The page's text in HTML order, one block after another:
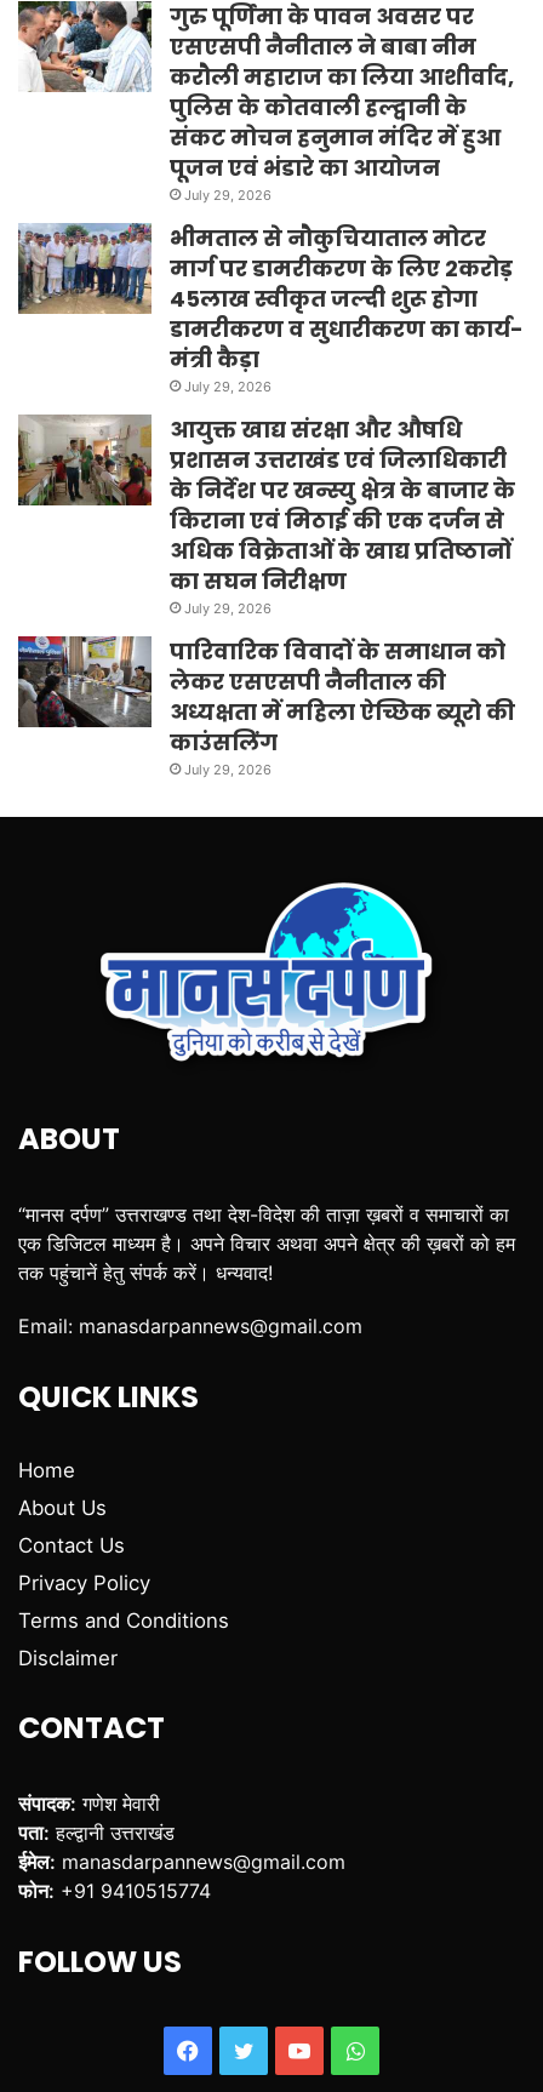
गुरु पूर्णिमा के पावन अवसर पर
एसएसपी नैनीताल ने बाबा नीम
करौली महाराज का लिया आशीर्वाद,
पुलिस के कोतवाली हल्द्वानी के
संकट मोचन हनुमान मंदिर में हुआ
पूजन एवं भंडारे का आयोजन
July 29, 2026
भीमताल से नौकुचियाताल मोटर
मार्ग पर डामरीकरण के लिए 2करोड़
45लाख स्वीकृत जल्दी शुरू होगा
डामरीकरण व सुधारीकरण का कार्य-
मंत्री कैड़ा
July 29, 2026
आयुक्त खाद्य संरक्षा और औषधि
प्रशासन उत्तराखंड एवं जिलाधिकारी
के निर्देश पर खन्स्यु क्षेत्र के बाजार के
किराना एवं मिठाई की एक दर्जन से
अधिक विक्रेताओं के खाद्य प्रतिष्ठानों
का सघन निरीक्षण
July 29, 2026
पारिवारिक विवादों के समाधान को
लेकर एसएसपी नैनीताल की
अध्यक्षता में महिला ऐच्छिक ब्यूरो की
काउंसलिंग
July 29, 2026
ABOUT
“मानस दर्पण” उत्तराखण्ड तथा देश-विदेश की ताज़ा ख़बरों व समाचारों का
एक डिजिटल माध्यम है। अपने विचार अथवा अपने क्षेत्र की ख़बरों को हम
तक पहुंचानें हेतु संपर्क करें। धन्यवाद!
Email: manasdarpannews@gmail.com
QUICK LINKS
Home
About Us
Contact Us
Privacy Policy
Terms and Conditions
Disclaimer
CONTACT
संपादक: गणेश मेवारी
पता: हल्द्वानी उत्तराखंड
ईमेल: manasdarpannews@gmail.com
फोन: +91 9410515774
FOLLOW US
Facebook
TwitterYouTubeWhatsApp